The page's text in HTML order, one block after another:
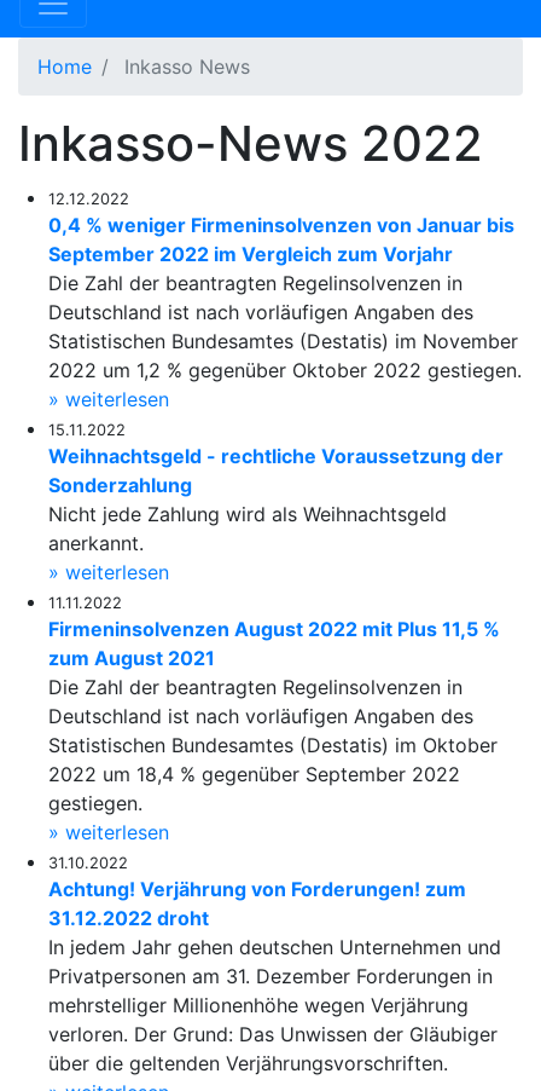
Home Inkasso News
Inkasso-News 2022
12.12.2022
0,4 % weniger Firmeninsolvenzen von Januar bis
September 2022 im Vergleich zum Vorjahr
Die Zahl der beantragten Regelinsolvenzen in
Deutschland ist nach vorläufigen Angaben des
Statistischen Bundesamtes (Destatis) im November
2022 um 1,2 % gegenüber Oktober 2022 gestiegen.
» weiterlesen
15.11.2022
Weihnachtsgeld - rechtliche Voraussetzung der
Sonderzahlung
Nicht jede Zahlung wird als Weihnachtsgeld
anerkannt.
» weiterlesen
11.11.2022
Firmeninsolvenzen August 2022 mit Plus 11,5 %
zum August 2021
Die Zahl der beantragten Regelinsolvenzen in
Deutschland ist nach vorläufigen Angaben des
Statistischen Bundesamtes (Destatis) im Oktober
2022 um 18,4 % gegenüber September 2022
gestiegen.
» weiterlesen
31.10.2022
Achtung! Verjährung von Forderungen! zum
31.12.2022 droht
In jedem Jahr gehen deutschen Unternehmen und
Privatpersonen am 31. Dezember Forderungen in
mehrstelliger Millionenhöhe wegen Verjährung
verloren. Der Grund: Das Unwissen der Gläubiger
über die geltenden Verjährungsvorschriften.